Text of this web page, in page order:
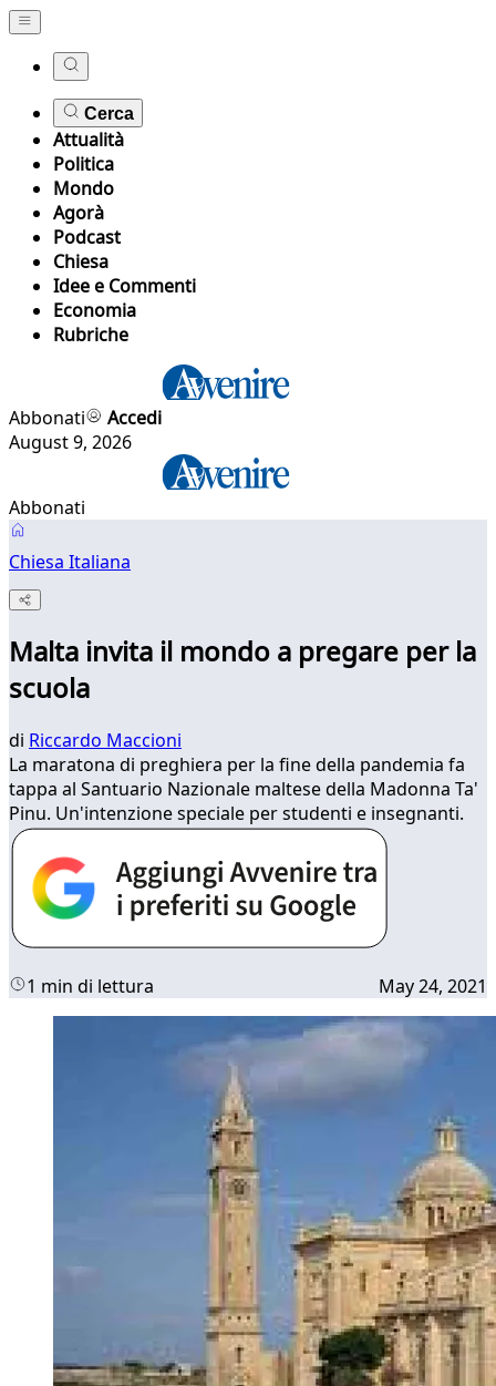
Cerca
Attualità
Politica
Mondo
Agorà
Podcast
Chiesa
Idee e Commenti
Economia
Rubriche
Abbonati
Accedi
August 9, 2026
Abbonati
Chiesa Italiana
Malta invita il mondo a pregare per la
scuola
di Riccardo Maccioni
La maratona di preghiera per la fine della pandemia fa
tappa al Santuario Nazionale maltese della Madonna Ta'
Pinu. Un'intenzione speciale per studenti e insegnanti.
1 min di lettura May 24, 2021